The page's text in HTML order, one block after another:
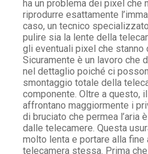
ha un problema dei pixel che
riprodurre esattamente
caso, un tecnico
pulire sia la lente della
gli eventuali pixel che stanno
Sicuramente è un lavoro che
nel dettaglio poiché ci
smontaggio totale della
componente. Oltre a questo,
affrontano maggiormente i
di bruciato che permea l’aria
dalle telecamere. Questa
molto lenta e portare alla
telecamera stessa. Prima